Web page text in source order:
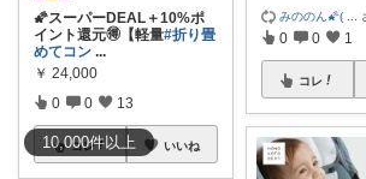
10,000件以上
🌠スーパーDEAL＋10%ポ
イント還元🉐【軽量#折り畳
めてコン ...
￥ 24,000
0 0 13
コレ いいね
みののん🌠(
0 0 1
コレ